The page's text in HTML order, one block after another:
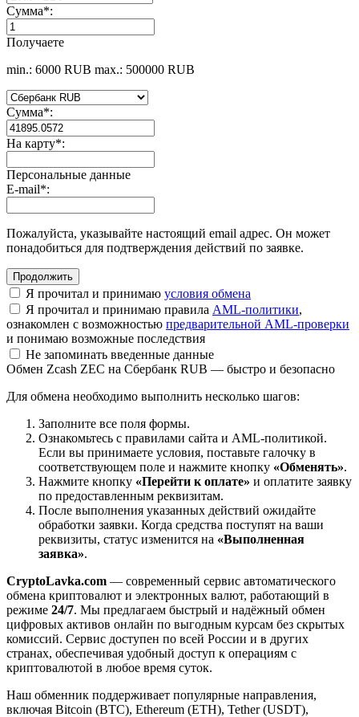
Сумма*:
Получаете
min.: 6000 RUB max.: 500000 RUB
Сумма*:
На карту*:
Персональные данные
E-mail*:
Пожалуйста, указывайте настоящий email адрес. Он может
понадобиться для подтверждения действий по заявке.
Я прочитал и принимаю условия обмена
Я прочитал и принимаю правила AML-политики,
ознакомлен с возможностью предварительной AML-проверки
и понимаю возможные последствия
Не запоминать введенные данные
Обмен Zcash ZEC на Сбербанк RUB — быстро и безопасно
Для обмена необходимо выполнить несколько шагов:
Заполните все поля формы.
Ознакомьтесь с правилами сайта и AML-политикой.
Если вы принимаете условия, поставьте галочку в
соответствующем поле и нажмите кнопку «Обменять».
Нажмите кнопку «Перейти к оплате» и оплатите заявку
по предоставленным реквизитам.
После выполнения указанных действий ожидайте
обработки заявки. Когда средства поступят на ваши
реквизиты, статус изменится на «Выполненная
заявка».
CryptoLavka.com — современный сервис автоматического
обмена криптовалют и электронных валют, работающий в
режиме 24/7. Мы предлагаем быстрый и надёжный обмен
цифровых активов онлайн по выгодным курсам без скрытых
комиссий. Сервис доступен по всей России и в других
странах, обеспечивая удобный доступ к операциям с
криптовалютой в любое время суток.
Наш обменник поддерживает популярные направления,
включая Bitcoin (BTC), Ethereum (ETH), Tether (USDT),